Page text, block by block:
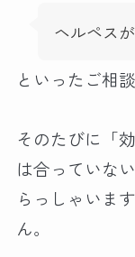
ヘルペス
といったご相
そのたびに「
は合っていな
らっしゃいま
ん。